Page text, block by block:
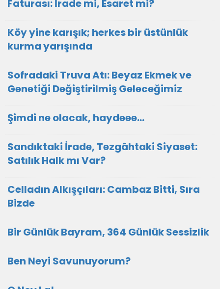
Faturası: İrade mi, Esaret mi?
Köy yine karışık; herkes bir üstünlük
kurma yarışında
Sofradaki Truva Atı: Beyaz Ekmek ve
Genetiği Değiştirilmiş Geleceğimiz
Şimdi ne olacak, haydeee…
Sandıktaki İrade, Tezgâhtaki Siyaset:
Satılık Halk mı Var?
Celladın Alkışçıları: Cambaz Bitti, Sıra
Bizde
Bir Günlük Bayram, 364 Günlük Sessizlik
Ben Neyi Savunuyorum?